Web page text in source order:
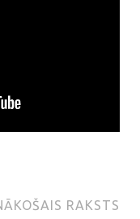
RAKSTS